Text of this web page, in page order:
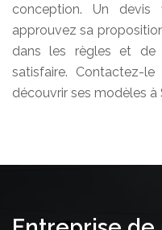
conception. Un
approuvez sa
dans les règles et de
satisfaire. Contactez-
découvrir ses modèles à